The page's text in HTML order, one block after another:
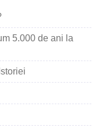
5.000 de ani la